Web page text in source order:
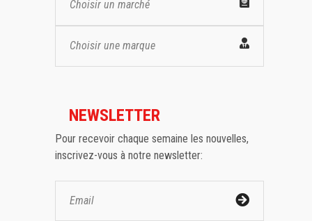
Choisir un marché
Choisir une marque
NEWSLETTER
Pour recevoir chaque semaine les nouvelles,
inscrivez-vous à notre newsletter: